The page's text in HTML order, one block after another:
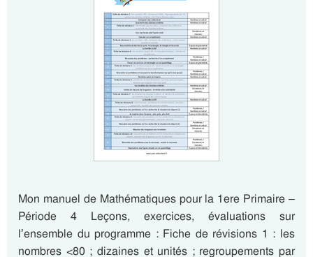
Mon manuel de Mathématiques pour la 1ere Primaire –
Période 4 Leçons, exercices, évaluations sur
l’ensemble du programme : Fiche de révisions 1 : les
nombres <80 ; dizaines et unités ; regroupements par